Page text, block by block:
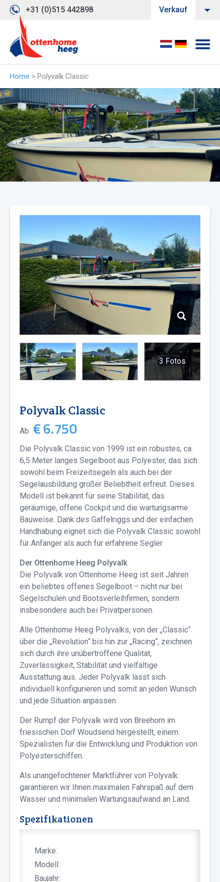
+31 (0)515 442898 Verkauf
Home > Polyvalk Classic
3 Fotos
Polyvalk Classic
Ab € 6.750
Die Polyvalk Classic von 1999 ist ein robustes, ca.
6,5 Meter langes Segelboot aus Polyester, das sich
sowohl beim Freizeitsegeln als auch bei der
Segelausbildung großer Beliebtheit erfreut. Dieses
Modell ist bekannt für seine Stabilität, das
geräumige, offene Cockpit und die wartungsarme
Bauweise. Dank des Gaffelriggs und der einfachen
Handhabung eignet sich die Polyvalk Classic sowohl
für Anfänger als auch für erfahrene Segler.
Der Ottenhome Heeg Polyvalk
Die Polyvalk von Ottenhome Heeg ist seit Jahren
ein beliebtes offenes Segelboot – nicht nur bei
Segelschulen und Bootsverleihfirmen, sondern
insbesondere auch bei Privatpersonen.
Alle Ottenhome Heeg Polyvalks, von der „Classic“
über die „Revolution“ bis hin zur „Racing“, zeichnen
sich durch ihre unübertroffene Qualität,
Zuverlässigkeit, Stabilität und vielfältige
Ausstattung aus. Jeder Polyvalk lässt sich
individuell konfigurieren und somit an jeden Wunsch
und jede Situation anpassen.
Der Rumpf der Polyvalk wird von Breehorn im
friesischen Dorf Woudsend hergestellt, einem
Spezialisten für die Entwicklung und Produktion von
Polyesterschiffen.
Als unangefochtener Marktführer von Polyvalk
garantieren wir Ihnen maximalen Fahrspaß auf dem
Wasser und minimalen Wartungsaufwand an Land.
Spezifikationen
Marke:
Modell:
Baujahr: